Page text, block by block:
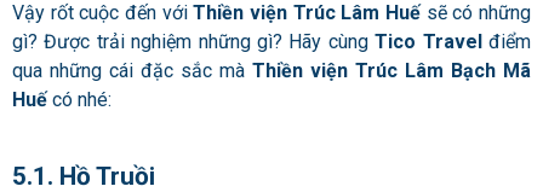
Vậy rốt cuộc đến vớiThiền viện Trúc Lâm Huếsẽ có những
gì? Được trải nghiệm những gì? Hãy cùngTico Travelđiểm
qua những cái đặc sắc mà Thiền viện Trúc Lâm Bạch Mã
Huếcó nhé:
5.1. Hồ Truồi